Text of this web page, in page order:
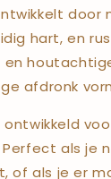
door
hart, en
afdronk
ontwikkeld
als je
of als je er